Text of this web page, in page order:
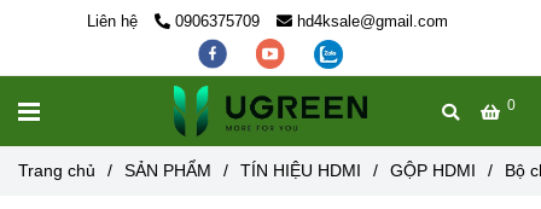
Liên hệ 0906375709 hd4ksale@gmail.com
0
Trang chủ / SẢN PHẨM / TÍN HIỆU HDMI / GỘP HDMI / Bộ